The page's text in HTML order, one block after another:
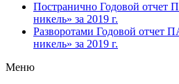
Постранично Годовой
никель» за 2019 г.
Разворотами Годовой отчет
никель» за 2019 г.
Меню